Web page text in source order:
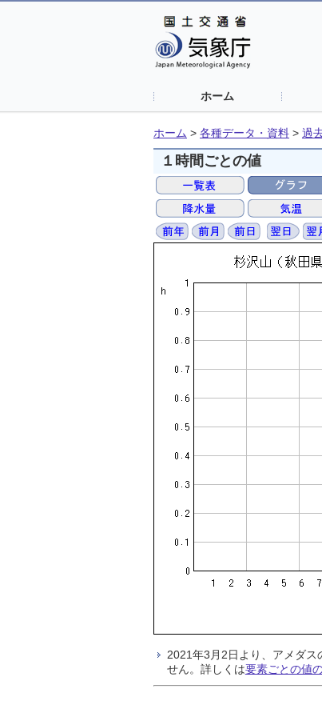
ホーム
ホーム > 各種データ・資料 > 過
１時間ごとの値
2021年3月2日より、アメダ
せん。詳しくは要素ごとの値